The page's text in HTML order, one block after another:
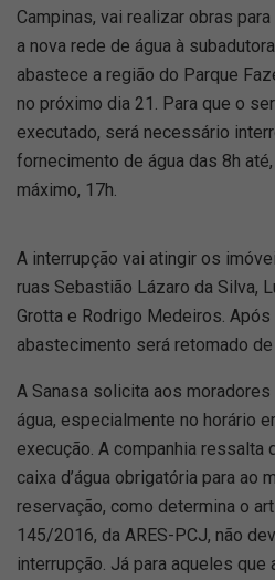
Campinas, vai realizar obras
a nova rede de água à
abastece a região do Parque
no próximo dia 21. Para que o
executado, será necessário
fornecimento de água das 8h até,
máximo, 17h.
A interrupção vai atingir os
ruas Sebastião Lázaro da Silva,
Grotta e Rodrigo Medeiros.
abastecimento será retomado de
A Sanasa solicita aos
água, especialmente no horário
execução. A companhia
caixa d’água obrigatória para ao
reservação, como determina o
145/2016, da ARES-PCJ, não
interrupção. Já para aqueles que